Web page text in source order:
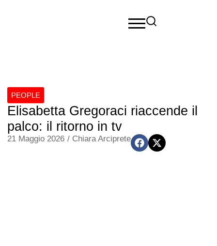
PEOPLE
Elisabetta Gregoraci riaccende il
palco: il ritorno in tv
21 Maggio 2026 / Chiara Arciprete